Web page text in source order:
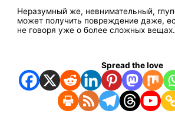
Неразумный же, невнимательный,
может получить повреждение даже,
не говоря уже о более сложных вещах.
Spread the love